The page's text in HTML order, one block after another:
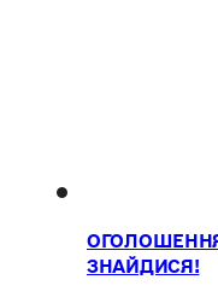
ЗНАЙДИСЯ!